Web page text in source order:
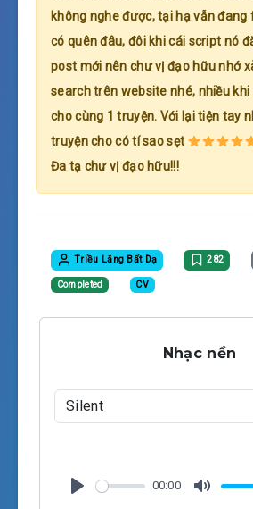
không nghe được, tại hạ vẫn đang
có quên đâu, đôi khi cái script nó
post mới nên chư vị đạo hữu nhớ
search trên website nhé, nhiều khi
cho cùng 1 truyện. Với lại tiện tay
truyện cho có tí sao sẹt
Đa tạ chư vị đạo hữu!!!
Triều Lăng Bất Dạ 282
Completed CV
Nhạc nền
00:00